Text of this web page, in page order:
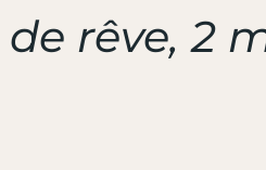
rêve, 2